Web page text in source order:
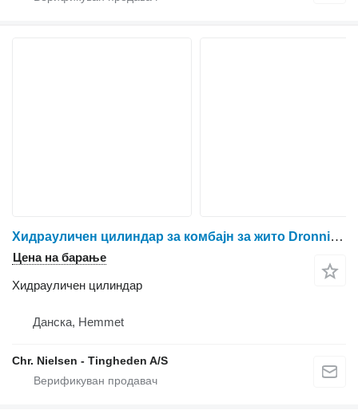
Хидрауличен цилиндар за комбајн за жито Dronningborg D9000
Цена на барање
Хидрауличен цилиндар
Данска, Hemmet
Chr. Nielsen - Tingheden A/S